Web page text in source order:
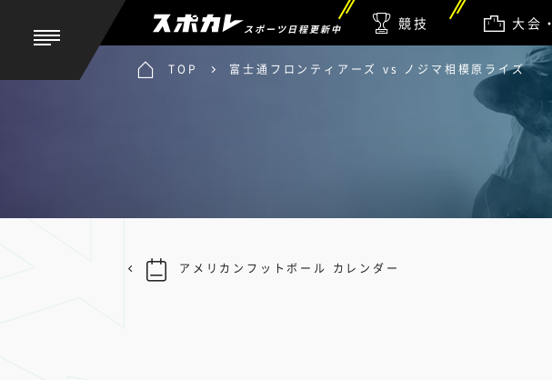
スポーツ日程更新中 競技 大会
TOP 富士通フロンティアーズ vs ノジマ相模原ライズ
アメリカンフットボール カレンダー